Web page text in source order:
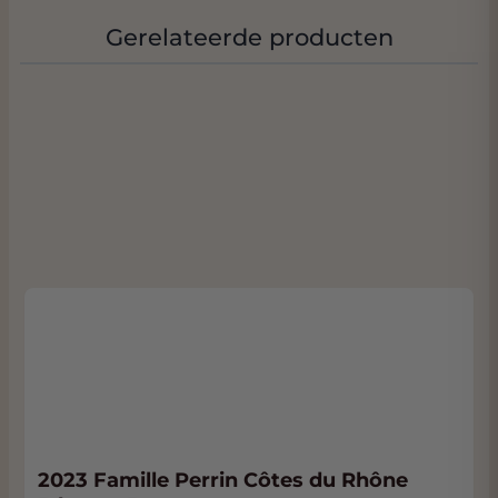
Vinsobres, Rasteau en Vacqueyras. Met
Gerelateerde producten
2023 Famille Perrin Côtes du Rhône